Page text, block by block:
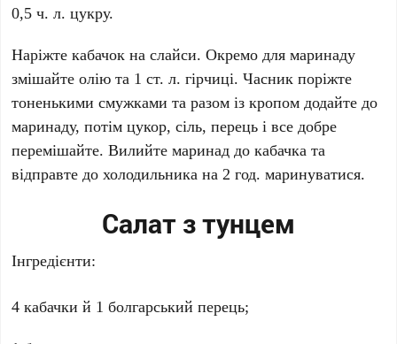
0,5 ч. л. цукру.
Наріжте кабачок на слайси. Окремо для маринаду
змішайте олію та 1 ст. л. гірчиці. Часник поріжте
тоненькими смужками та разом із кропом додайте до
маринаду, потім цукор, сіль, перець і все добре
перемішайте. Вилийте маринад до кабачка та
відправте до холодильника на 2 год. маринуватися.
Салат з тунцем
Інгредієнти:
4 кабачки й 1 болгарський перець;